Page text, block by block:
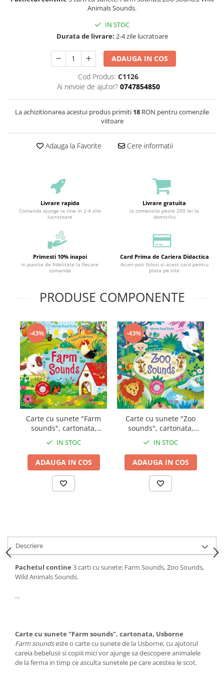
Animals Sounds.
IN STOC
Durata de livrare: 2-4 zile lucratoare
ADAUGA IN COS
Cod Produs: C1126
Ai nevoie de ajutor? 0747854850
La achizitionarea acestui produs primiti 18 RON pentru comenzile
viitoare
Adauga la Favorite Cere informatii
Livrare rapida
Comanda ajunge la tine in 2-4 zile
lucratoare
Livrare gratuita
la comenzile peste 200 lei la
domiciliu
Primesti 10% inapoi
in puncte de fidelitate la fiecare
comanda
Card Prima de Cariera Didactica
Acum poti folosi si acest card pentru
plata pe site
PRODUSE COMPONENTE
-43%
Carte cu sunete "Farm
sounds", cartonata,
IN STOC
ADAUGA IN COS
-43%
Carte cu sunete "Zoo
sounds", cartonata,
IN STOC
ADAUGA IN COS
Descriere
Pachetul contine 3 carti cu sunete: Farm Sounds, Zoo Sounds,
Wild Animals Sounds.
...
Carte cu sunete "Farm sounds", cartonata, Usborne
Farm soundseste o carte cu sunete de la Usborne, cu ajutorul
careia bebelusii si copiii mici vor ajunge sa descopere animalele
de la ferma in timp ce asculta sunetele pe care acestea le scot.